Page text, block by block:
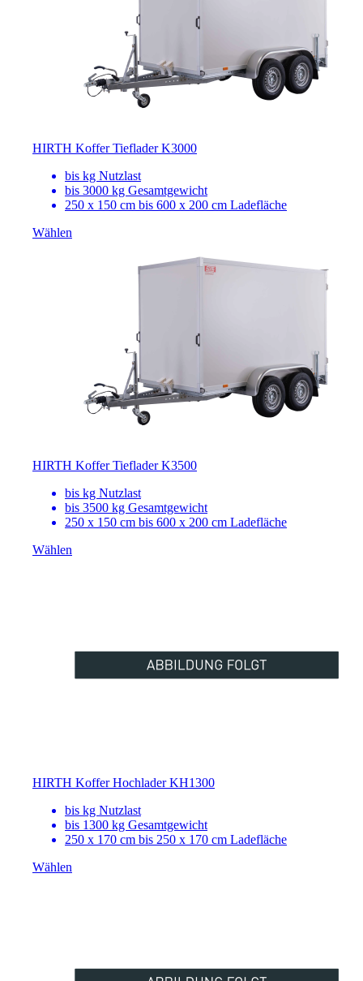
HIRTH Koffer Tieflader K3000
bis kg Nutzlast
bis 3000 kg Gesamtgewicht
250 x 150 cm bis 600 x 200 cm Ladefläche
Wählen
HIRTH Koffer Tieflader K3500
bis kg Nutzlast
bis 3500 kg Gesamtgewicht
250 x 150 cm bis 600 x 200 cm Ladefläche
Wählen
HIRTH Koffer Hochlader KH1300
bis kg Nutzlast
bis 1300 kg Gesamtgewicht
250 x 170 cm bis 250 x 170 cm Ladefläche
Wählen